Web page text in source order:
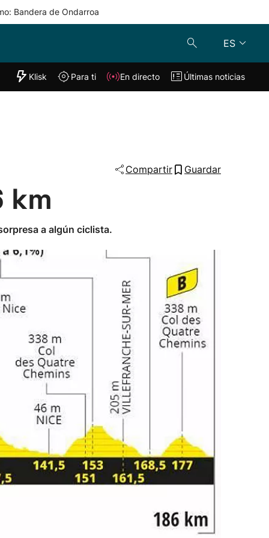
Bandera de Ondarroa
ES
"Helmuga"
Klisk En directo
Klisk Para ti En directo Últimas noticias
Compartir Guardar
km
a algún ciclista.